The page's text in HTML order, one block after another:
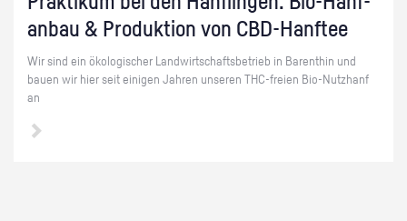
an­bau & Pro­duk­ti­on von CBD-Hanf­tee
Wir sind ein öko­lo­gi­scher Land­wirt­schafts­be­trieb in Ba­rent­hin und
bauen wir hier seit ei­ni­gen Jah­ren un­se­ren THC-frei­en Bio-Nutz­h­anf
an